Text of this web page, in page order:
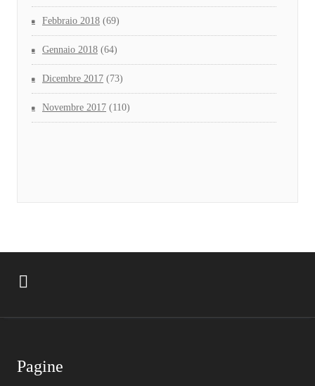
Febbraio 2018 (69)
Gennaio 2018 (64)
Dicembre 2017 (73)
Novembre 2017 (110)
Pagine